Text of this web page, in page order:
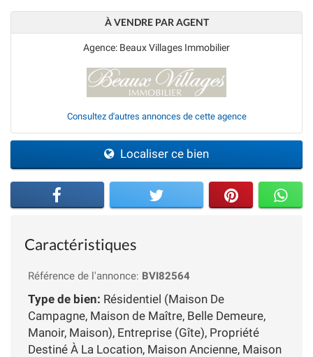
À VENDRE PAR AGENT
Agence: Beaux Villages Immobilier
Consultez d'autres annonces de cette agence
Localiser ce bien
Caractéristiques
Référence de l'annonce: BVI82564
Type de bien: Résidentiel (Maison De
Campagne, Maison de Maître, Belle Demeure,
Manoir, Maison), Entreprise (Gîte), Propriété
Destiné À La Location, Maison Ancienne, Maison